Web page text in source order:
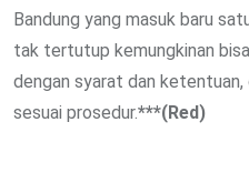
Bandung yang masuk baru
tak tertutup kemungkinan
dengan syarat dan ketentuan,
sesuai prosedur.***(Red)